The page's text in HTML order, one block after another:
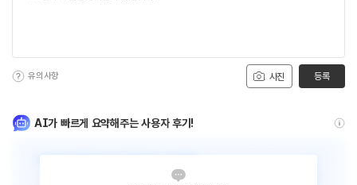
사진
유의사항 등록
AI가 빠르게 요약해주는 사용자 후기!